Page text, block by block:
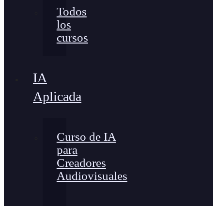
Todos
los
cursos
IA
Aplicada
Curso de IA
para
Creadores
Audiovisuales